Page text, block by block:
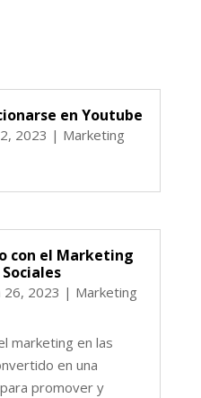
en Youtube
2, 2023 | Marketing
con el Marketing
26, 2023 | Marketing
marketing en las
en una
promover y